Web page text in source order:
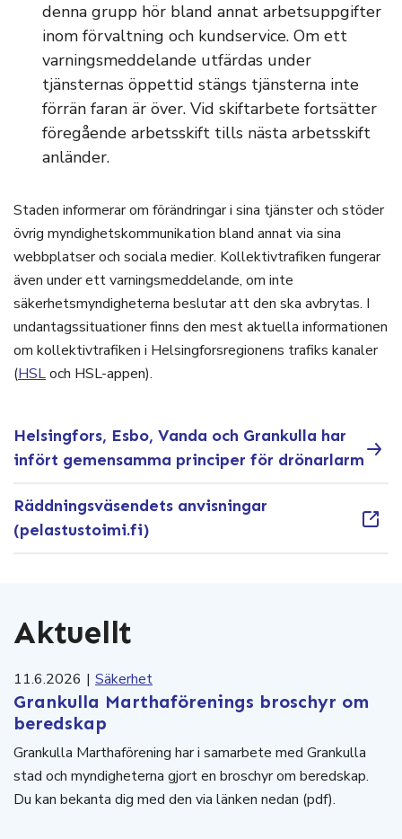
denna grupp hör bland annat arbetsuppgifter
inom förvaltning och kundservice. Om ett
varningsmeddelande utfärdas under
tjänsternas öppettid stängs tjänsterna inte
förrän faran är över. Vid skiftarbete fortsätter
föregående arbetsskift tills nästa arbetsskift
anländer.
Staden informerar om förändringar i sina tjänster och stöder
övrig myndighetskommunikation bland annat via sina
webbplatser och sociala medier. Kollektivtrafiken fungerar
även under ett varningsmeddelande, om inte
säkerhetsmyndigheterna beslutar att den ska avbrytas. I
undantagssituationer finns den mest aktuella informationen
om kollektivtrafiken i Helsingforsregionens trafiks kanaler
(HSLoch HSL-appen).
Helsingfors, Esbo, Vanda och Grankulla har
infört gemensamma principer för drönarlarm
Räddningsväsendets anvisningar
(pelastustoimi.fi)
Aktuellt
11.6.2026 | Säkerhet
Grankulla Marthaförenings broschyr om
beredskap
Grankulla Marthaförening har i samarbete med Grankulla
stad och myndigheterna gjort en broschyr om beredskap.
Du kan bekanta dig med den via länken nedan (pdf).